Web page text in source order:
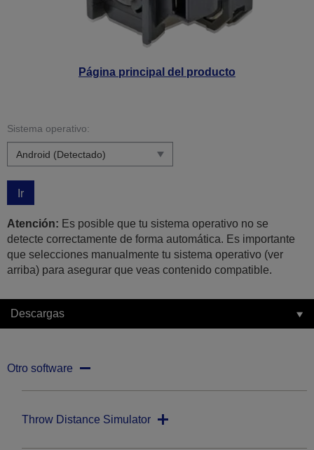
Página principal del producto
Sistema operativo:
Ir
Atención: Es posible que tu sistema operativo no se
detecte correctamente de forma automática. Es importante
que selecciones manualmente tu sistema operativo (ver
arriba) para asegurar que veas contenido compatible.
Descargas
Otro software
Throw Distance Simulator